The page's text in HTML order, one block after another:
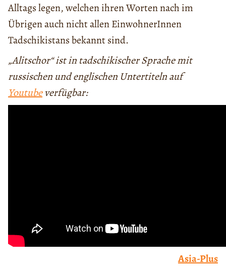
Alltags legen, welchen ihren Worten nach im
Übrigen auch nicht allen EinwohnerInnen
Tadschikistans bekannt sind.
„Alitschor“ ist in tadschikischer Sprache mit
russischen und englischen Untertiteln auf
Youtubeverfügbar:
Asia-Plus